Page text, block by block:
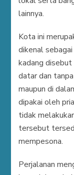
lainnya.
Kota ini
dikenal
kadang
datar dan
maupun di
dipakai oleh
tidak
tersebut
mempesona.
Perjalanan